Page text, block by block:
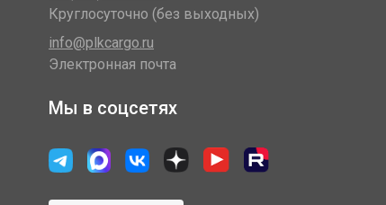
Круглосуточно (без выходных)
info@plkcargo.ru
Электронная почта
Мы в соцсетях